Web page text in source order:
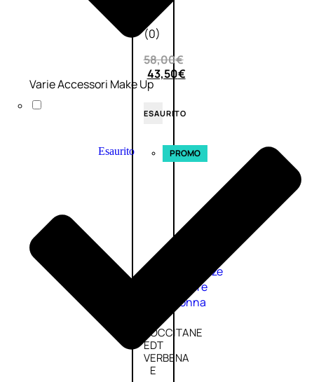
(0)
58,00€
43,50€
ESAURITO
Esaurito PROMO
Fragranze
Nature
Donna
L’OCCITANE
EDT
VERBENA
E
Varie Accessori Make Up